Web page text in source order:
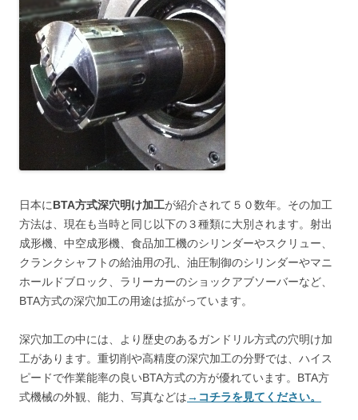
日本にBTA方式深穴明け加工が紹介されて５０数年。その加工
方法は、現在も当時と同じ以下の３種類に大別されます。射出
成形機、中空成形機、食品加工機のシリンダーやスクリュー、
クランクシャフトの給油用の孔、油圧制御のシリンダーやマニ
ホールドブロック、ラリーカーのショックアブソーバーなど、
BTA方式の深穴加工の用途は拡がっています。
深穴加工の中には、より歴史のあるガンドリル方式の穴明け加
工があります。重切削や高精度の深穴加工の分野では、ハイス
ピードで作業能率の良いBTA方式の方が優れています。BTA方
式機械の外観、能力、写真などは→コチラを見てください。